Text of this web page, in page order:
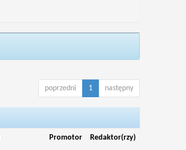
poprzedni 1 następny
Promotor Redaktor(rzy)